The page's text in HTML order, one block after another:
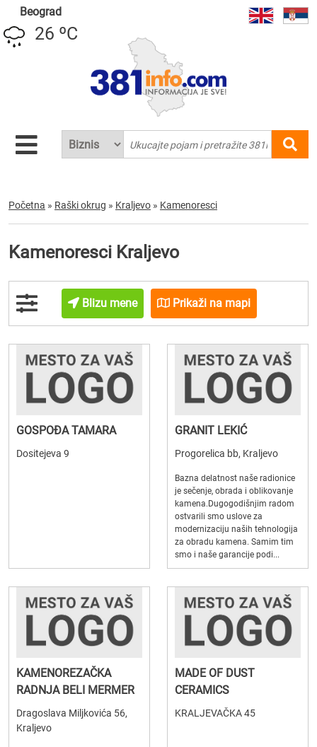
Beograd
26 ºC
Početna » Raški okrug » Kraljevo » Kamenoresci
Kamenoresci Kraljevo
Blizu mene Prikaži na mapi
GOSPOĐA TAMARA
Dositejeva 9
GRANIT LEKIĆ
Progorelica bb, Kraljevo
Bazna delatnost naše radionice
je sečenje, obrada i oblikovanje
kamena.Dugogodišnjim radom
ostvarili smo uslove za
modernizaciju naših tehnologija
za obradu kamena. Samim tim
smo i naše garancije podi...
KAMENOREZAČKA
RADNJA BELI MERMER
Dragoslava Miljkovića 56,
Kraljevo
MADE OF DUST
CERAMICS
KRALJEVAČKA 45